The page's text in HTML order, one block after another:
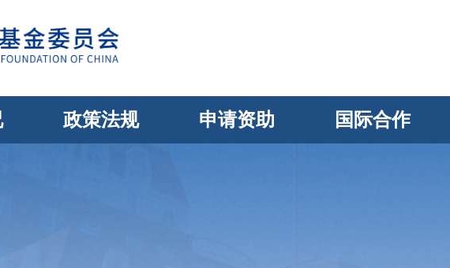
政策法规 申请资助 国际合作